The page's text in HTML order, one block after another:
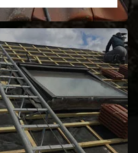
Nettoyage
demoussage de
toiture 31